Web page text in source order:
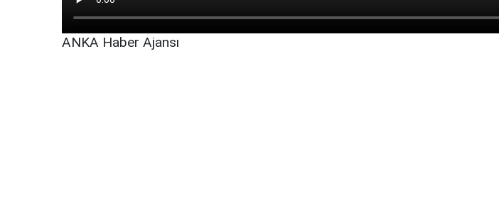
ANKA Haber Ajansı